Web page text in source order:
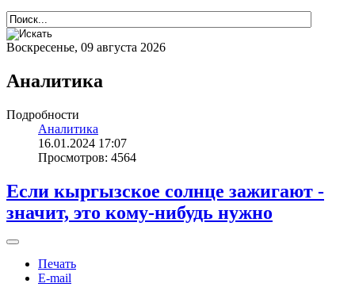
Воскресенье, 09 августа 2026
Аналитика
Подробности
Аналитика
16.01.2024 17:07
Просмотров: 4564
Если кыргызское солнце зажигают -
значит, это кому-нибудь нужно
Печать
E-mail